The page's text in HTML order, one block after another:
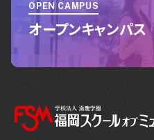
OPEN CAMPUS
オープンキャンパス